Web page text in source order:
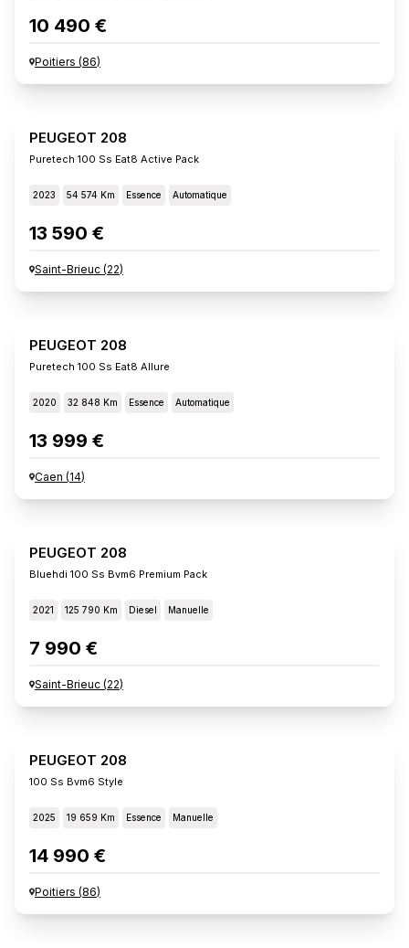
10 490 €
Poitiers (86)
PEUGEOT 208
Puretech 100 Ss Eat8 Active Pack
2023 54 574 Km Essence Automatique
13 590 €
Saint-Brieuc (22)
PEUGEOT 208
Puretech 100 Ss Eat8 Allure
2020 32 848 Km Essence Automatique
13 999 €
Caen (14)
PEUGEOT 208
Bluehdi 100 Ss Bvm6 Premium Pack
2021 125 790 Km Diesel Manuelle
7 990 €
Saint-Brieuc (22)
PEUGEOT 208
100 Ss Bvm6 Style
2025 19 659 Km Essence Manuelle
14 990 €
Poitiers (86)